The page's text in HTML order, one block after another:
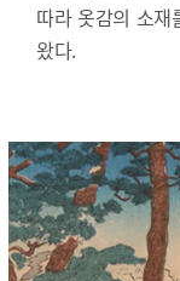
따라 옷감의 소재
왔다.